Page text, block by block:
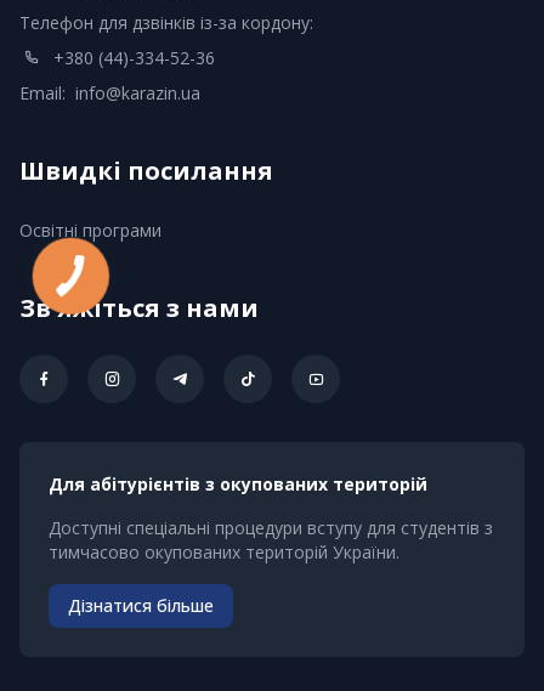
Телефон для дзвінків із-за кордону:
+380 (44)-334-52-36
Email: info@karazin.ua
Швидкі посилання
Освітні програми
Зв'яжіться з нами
Для абітурієнтів з окупованих територій
Доступні спеціальні процедури вступу для студентів з
тимчасово окупованих територій України.
Дізнатися більше